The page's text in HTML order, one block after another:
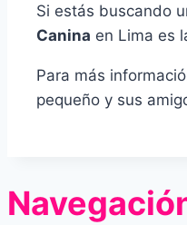
Si estás buscando
Canina en Lima es
Para más
pequeño y sus